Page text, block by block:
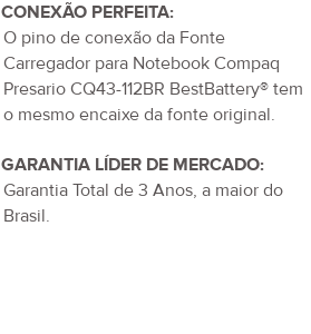
CONEXÃO PERFEITA:
O pino de conexão da Fonte
Carregador para Notebook Compaq
Presario CQ43-112BR BestBattery® tem
o mesmo encaixe da fonte original.
GARANTIA LÍDER DE MERCADO:
Garantia Total de 3 Anos, a maior do
Brasil.